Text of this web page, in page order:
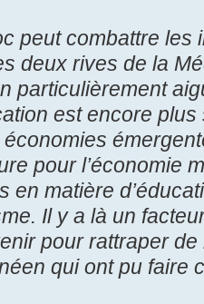
peut combattre les
deux rives de la
particulièrement
est encore
pour l’économie
en matière
Il y a là un
pour rattraper
qui ont pu faire